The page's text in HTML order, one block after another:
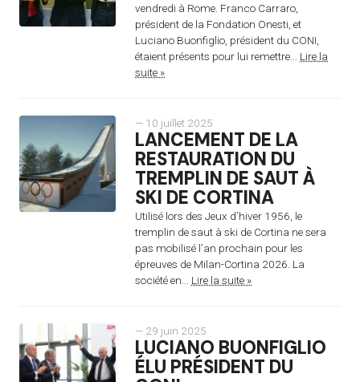
vendredi à Rome. Franco Carraro,
président de la Fondation Onesti, et
Luciano Buonfiglio, président du CONI,
étaient présents pour lui remettre... Lire la
suite »
— 10 juillet 2025
LANCEMENT DE LA
RESTAURATION DU
TREMPLIN DE SAUT À
SKI DE CORTINA
Utilisé lors des Jeux d’hiver 1956, le
tremplin de saut à ski de Cortina ne sera
pas mobilisé l’an prochain pour les
épreuves de Milan-Cortina 2026. La
société en... Lire la suite »
— 29 juin 2025
LUCIANO BUONFIGLIO
ÉLU PRÉSIDENT DU